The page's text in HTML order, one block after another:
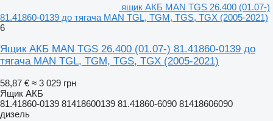
ящик АКБ MAN TGS 26.400 (01.07-)
81.41860-0139 до тягача MAN TGL, TGM, TGS, TGX (2005-2021)
6
Ящик АКБ MAN TGS 26.400 (01.07-) 81.41860-0139 до
тягача MAN TGL, TGM, TGS, TGX (2005-2021)
58,87 € ≈ 3 029 грн
Ящик АКБ
81.41860-0139 81418600139 81.41860-6090 81418606090
дизель